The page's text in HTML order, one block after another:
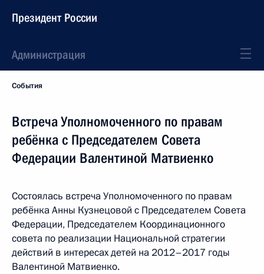
Президент России
Администрация
События
Встреча Уполномоченного по правам
ребёнка с Председателем Совета
Федерации Валентиной Матвиенко
Состоялась встреча Уполномоченного по правам
ребёнка Анны Кузнецовой с Председателем Совета
Федерации, Председателем Координационного
совета по реализации Национальной стратегии
действий в интересах детей на 2012–2017 годы
Валентиной Матвиенко.